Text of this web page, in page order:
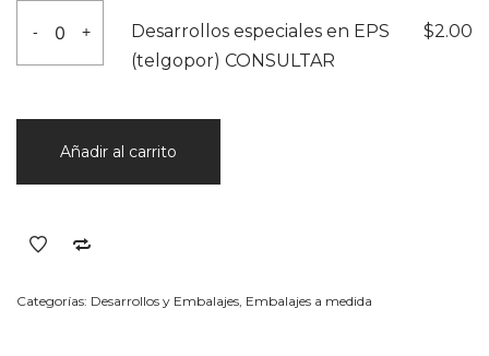
-
especiales
en
CONSULTAR
cantidad
+
Desarrollos especiales en EPS
(telgopor) CONSULTAR
$2.00
Añadir al carrito
Categorías: Desarrollos y Embalajes Embalajes a medida